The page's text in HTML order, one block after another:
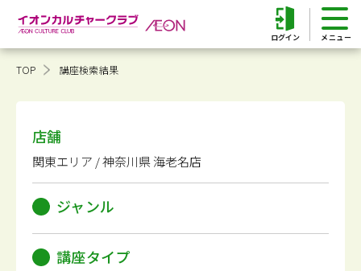
ログイン
TOP 講座検索結果
店舗
関東エリア / 神奈川県 海老名店
ジャンル
講座タイプ